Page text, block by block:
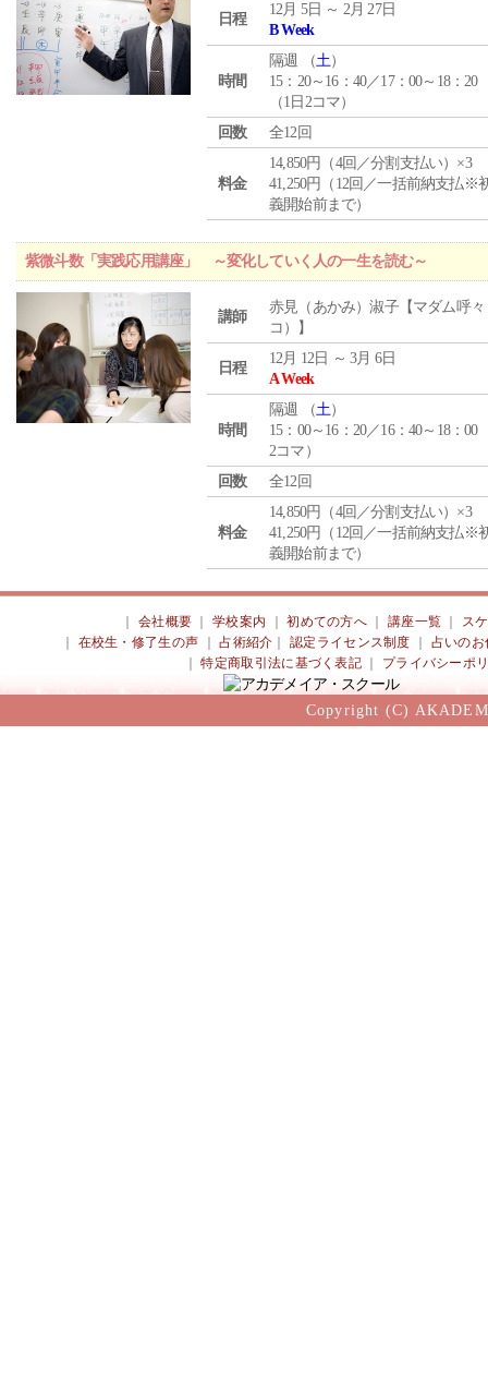
日程
12月 5日 ～ 2月 27日
B Week
時間
隔週 （土）
15：20～16：40／17：00～18：20
（1日2コマ）
回数
全12回
料金
14,850円（4回／分割支払い）×3
41,250円（12回／一括前納支払※
義開始前まで）
紫微斗数「実践応用講座」 ～変化していく人の一生を読む～
講師
赤見（あかみ）淑子【マダム呼々
コ）】
日程
12月 12日 ～ 3月 6日
A Week
時間
隔週 （土）
15：00～16：20／16：40～18：00
2コマ）
回数
全12回
料金
14,850円（4回／分割支払い）×3
41,250円（12回／一括前納支払※
義開始前まで）
会社概要 ｜学校案内 ｜初めての方へ 講座一覧
ス
在校生・修了生の声 ｜占術紹介 ｜認定ライセンス制度
占いのお
｜特定商取引法に基づく表記 プライバシーポ
Copyright (C)